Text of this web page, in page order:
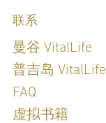
联系
曼谷 VitalLife
普吉岛 VitalLife
FAQ
虚拟书籍